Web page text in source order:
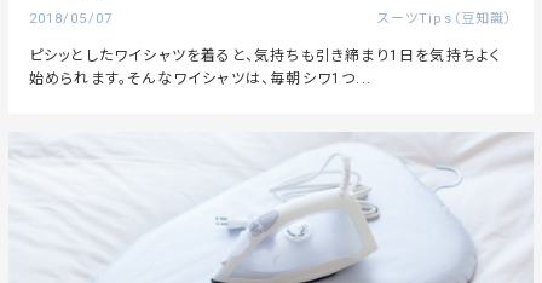
2018/05/07 スーツTips（豆知識）
ピシッとしたワイシャツを着ると、気持ちも引き締まり1日を気持ちよく
始められます。そんなワイシャツは、毎朝シワ1つ...